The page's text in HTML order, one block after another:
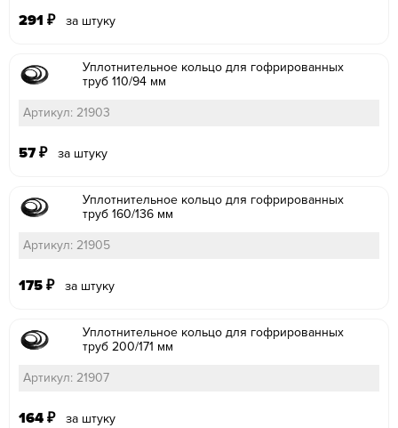
291 ₽ за штуку
Уплотнительное кольцо для гофрированных
труб 110/94 мм
Артикул: 21903
57 ₽ за штуку
Уплотнительное кольцо для гофрированных
труб 160/136 мм
Артикул: 21905
175 ₽ за штуку
Уплотнительное кольцо для гофрированных
труб 200/171 мм
Артикул: 21907
164 ₽ за штуку